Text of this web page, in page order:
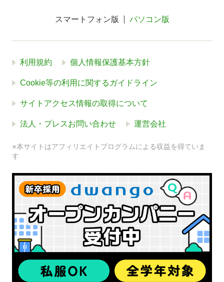
スマートフォン版 パソコン版
利用規約 個人情報保護基本方針
Cookie等の利用に関するガイドライン
サイトアクセス情報の取得について
法人・プレスお問い合わせ 運営会社
※本サイトはアフィリエイトプログラムによる収益を得ていま
す